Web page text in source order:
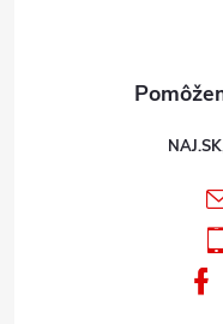
NAJ.SK